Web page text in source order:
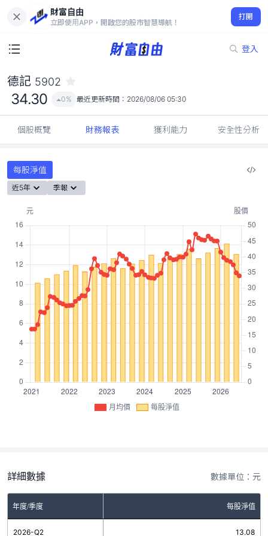
財富自由
立即使用APP，開啟您的股市智慧導航！
打開
登入
34.30
0%
德記 5902
34.30 0% 最近更新時間： 2026/08/06 05:30
個股概覽 財務報表 獲利能力 安全性分析
每股淨值
近5年 季報
月均價 每股淨值
詳細數據 數據單位：元
年度/季度 每股淨值
2026-Q2 13.08